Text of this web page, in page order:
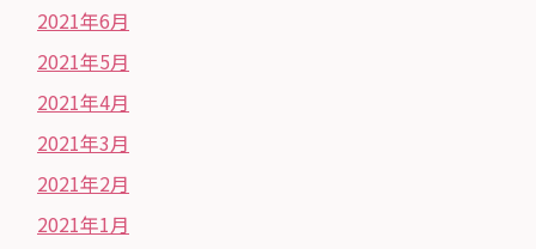
2021年6月
2021年5月
2021年4月
2021年3月
2021年2月
2021年1月